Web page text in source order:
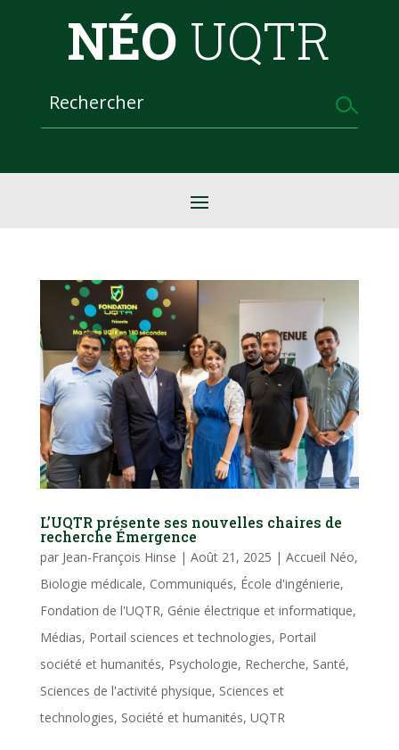
NÉO UQTR
L’UQTR présente ses nouvelles chaires de
recherche Émergence
par Jean-François Hinse | Août 21, 2025 | Accueil Néo,
Biologie médicale, Communiqués, École d'ingénierie,
Fondation de l'UQTR, Génie électrique et informatique,
Médias, Portail sciences et technologies, Portail
société et humanités, Psychologie, Recherche, Santé,
Sciences de l'activité physique, Sciences et
technologies, Société et humanités, UQTR